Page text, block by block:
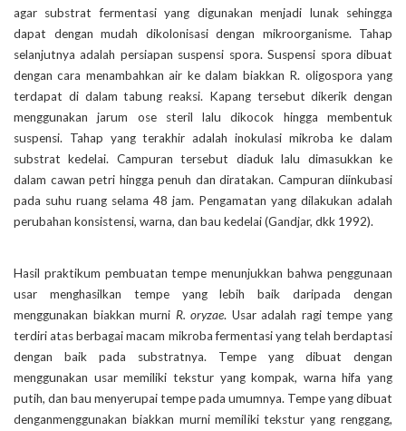
agar substrat fermentasi yang digunakan menjadi lunak sehingga
dapat dengan mudah dikolonisasi dengan mikroorganisme. Tahap
selanjutnya adalah persiapan suspensi spora. Suspensi spora dibuat
dengan cara menambahkan air ke dalam biakkan R. oligospora yang
terdapat di dalam tabung reaksi. Kapang tersebut dikerik dengan
menggunakan jarum ose steril lalu dikocok hingga membentuk
suspensi. Tahap yang terakhir adalah inokulasi mikroba ke dalam
substrat kedelai. Campuran tersebut diaduk lalu dimasukkan ke
dalam cawan petri hingga penuh dan diratakan. Campuran diinkubasi
pada suhu ruang selama 48 jam. Pengamatan yang dilakukan adalah
perubahan konsistensi, warna, dan bau kedelai (Gandjar, dkk 1992).
Hasil praktikum pembuatan tempe menunjukkan bahwa penggunaan
usar menghasilkan tempe yang lebih baik daripada dengan
menggunakan biakkan murni R. oryzae. Usar adalah ragi tempe yang
terdiri atas berbagai macam mikroba fermentasi yang telah berdaptasi
dengan baik pada substratnya. Tempe yang dibuat dengan
menggunakan usar memiliki tekstur yang kompak, warna hifa yang
putih, dan bau menyerupai tempe pada umumnya. Tempe yang dibuat
denganmenggunakan biakkan murni memiliki tekstur yang renggang,